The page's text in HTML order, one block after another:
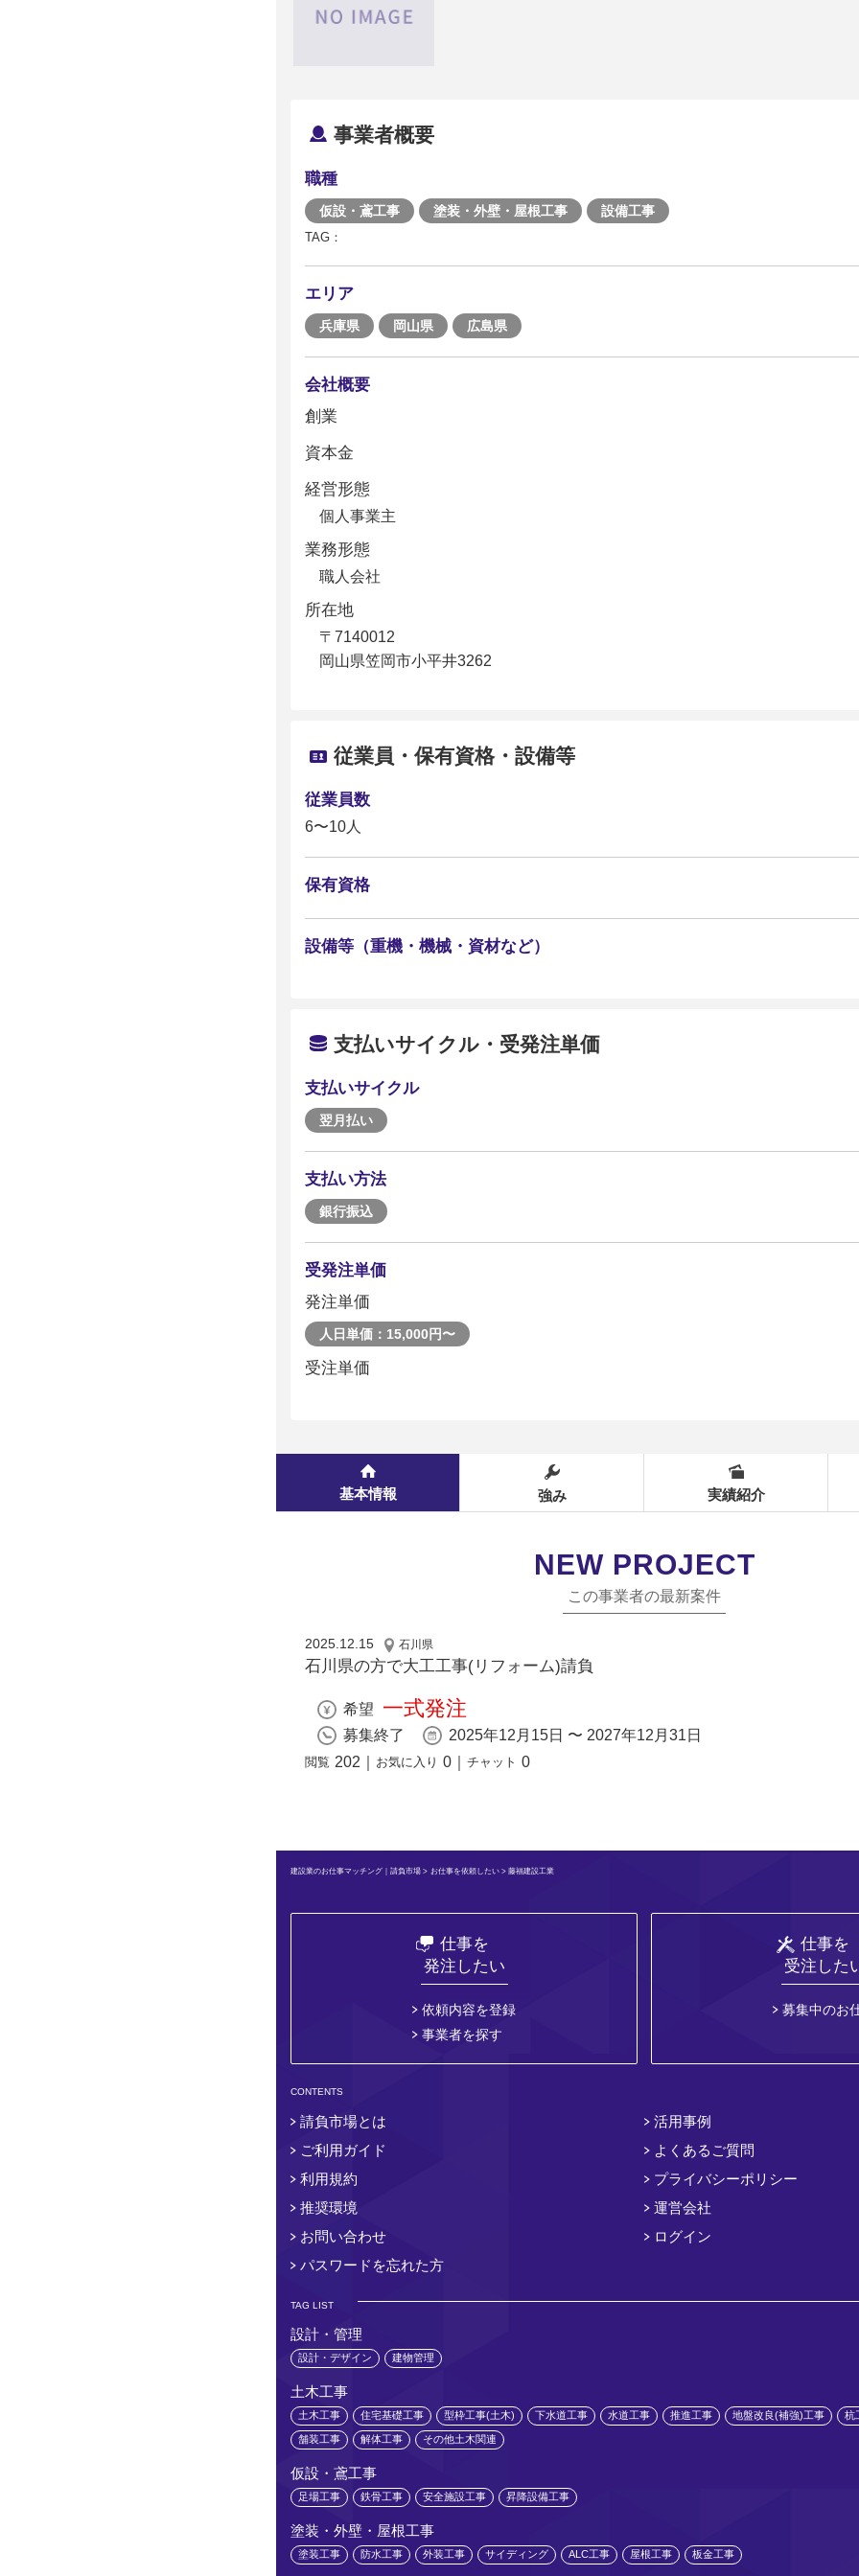
事業者概要
職種
仮設・鳶工事 塗装・外壁・屋根工事 設備工事
TAG：
エリア
兵庫県 岡山県 広島県
会社概要
創業
資本金
経営形態
個人事業主
業務形態
職人会社
所在地
〒7140012
岡山県笠岡市小平井3262
従業員・保有資格・設備等
従業員数
6〜10人
保有資格
設備等（重機・機械・資材など）
支払いサイクル・受発注単価
支払いサイクル
翌月払い
支払い方法
銀行振込
受発注単価
発注単価
人日単価：15,000円〜
受注単価
基本情報 強み 実績紹介
NEW PROJECT
この事業者の最新案件
2025.12.15 石川県
石川県の方で大工工事(リフォーム)請負
希望 一式発注
募集終了 2025年12月15日 〜 2027年12月31日
閲覧 202 お気に入り 0 チャット 0
建設業のお仕事マッチング｜請負市場 > お仕事を依頼したい> 藤福建設工業
仕事を
発注したい
依頼内容を登録
事業者を探す
仕事を
受注した
募集中のお
CONTENTS
請負市場とは
活用事例
ご利用ガイド
よくあるご質問
利用規約
プライバシーポリシー
推奨環境
運営会社
お問い合わせ
ログイン
パスワードを忘れた方
TAG LIST
設計・管理
設計・デザイン 建物管理
土木工事
土木工事 住宅基礎工事 型枠工事(土木) 下水道工事 水道工事 推進工事 地盤改良(補強)工事 杭
舗装工事 解体工事 その他土木関連
仮設・鳶工事
足場工事 鉄骨工事 安全施設工事 昇降設備工事
塗装・外壁・屋根工事
塗装工事 防水工事 外装工事 サイディング ALC工事 屋根工事 板金工事